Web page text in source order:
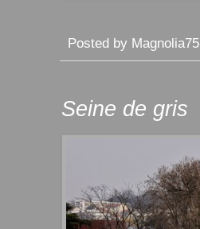
Posted by Magnolia75
Seine de gris